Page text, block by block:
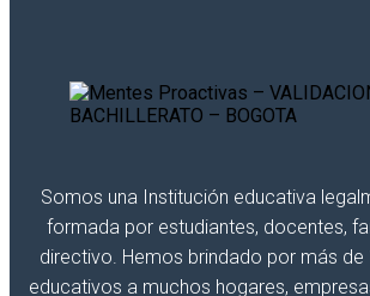
Somos una Institución educativa
formada por estudiantes, docentes,
directivo. Hemos brindado por más
educativos a muchos hogares,